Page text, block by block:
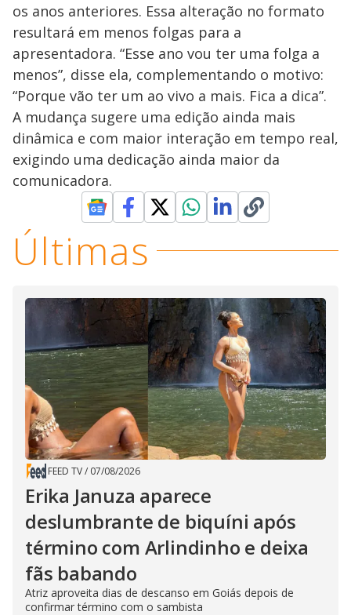
os anos anteriores. Essa alteração no formato
resultará em menos folgas para a
apresentadora. “Esse ano vou ter uma folga a
menos”, disse ela, complementando o motivo:
“Porque vão ter um ao vivo a mais. Fica a dica”.
A mudança sugere uma edição ainda mais
dinâmica e com maior interação em tempo real,
exigindo uma dedicação ainda maior da
comunicadora.
Últimas
FEED TV/ 07/08/2026
Erika Januza aparece
deslumbrante de biquíni após
término com Arlindinho e deixa
fãs babando
Atriz aproveita dias de descanso em Goiás depois de
confirmar término com o sambista